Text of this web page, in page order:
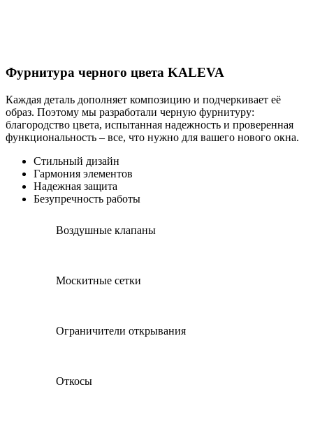
Фурнитура черного цвета KALEVA
Каждая деталь дополняет композицию и подчеркивает её
образ. Поэтому мы разработали черную фурнитуру:
благородство цвета, испытанная надежность и проверенная
функциональность – все, что нужно для вашего нового окна.
Стильный дизайн
Гармония элементов
Надежная защита
Безупречность работы
Воздушные клапаны
Москитные сетки
Ограничители открывания
Откосы